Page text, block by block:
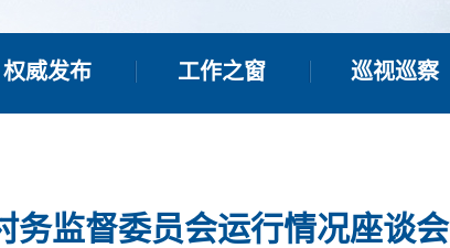
权威发布 工作之窗 巡视巡察
务监督委员会运行情况座谈会